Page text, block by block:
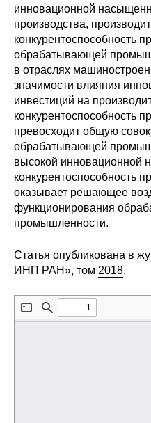
Выпуски
Информация
Общие
Стандарты
Семинары
Отрасли и
инновационной
производства,
конкурентоспособность
обрабатывающей
в отраслях
значимости влияния
инвестиций на
конкурентоспособность
превосходит общую
обрабатывающей
высокой инновационной
конкурентоспособность
оказывает решающее
функционирования
промышленности.
Статья опубликована в
ИНП РАН», том 2018.